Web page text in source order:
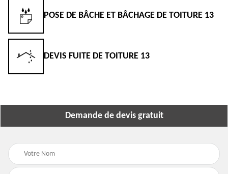
POSE DE BÂCHE ET BÂCHAGE DE TOITURE 13
DEVIS FUITE DE TOITURE 13
Demande de devis gratuit